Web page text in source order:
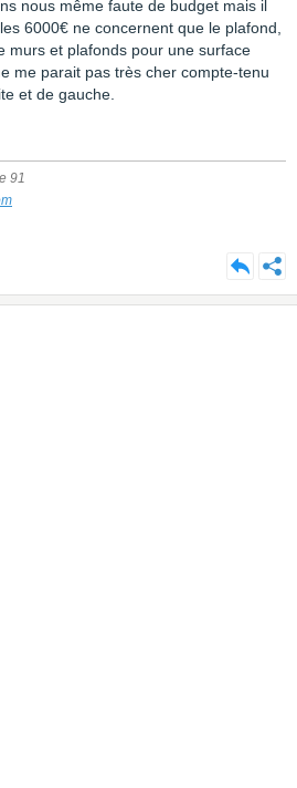
nous même faute de budget mais il
6000€ ne concernent que le plafond,
murs et plafonds pour une surface
me parait pas très cher compte-tenu
et de gauche.
91